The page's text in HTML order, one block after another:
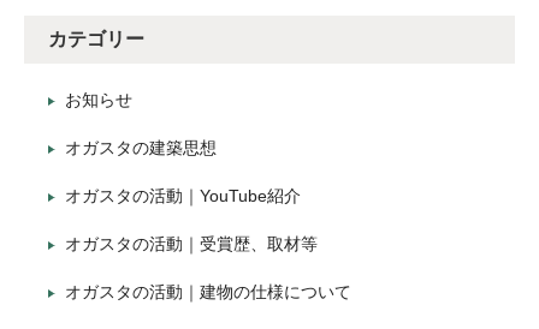
カテゴリー
お知らせ
オガスタの建築思想
オガスタの活動｜YouTube紹介
オガスタの活動｜受賞歴、取材等
オガスタの活動｜建物の仕様について